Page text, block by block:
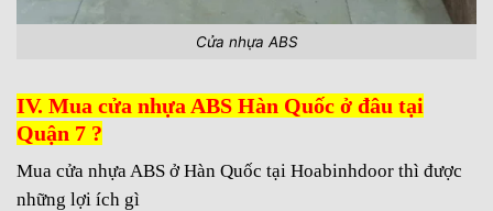
Cửa nhựa ABS
IV. Mua cửa nhựa ABS Hàn Quốc ở đâu tại
Quận 7 ?
Mua cửa nhựa ABS ở Hàn Quốc tại Hoabinhdoor thì được
những lợi ích gì